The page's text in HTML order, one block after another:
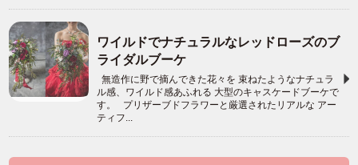
ワイルドでナチュラルなレッドローズのブ
ライダルブーケ
無造作に野で摘んできた花々を 束ねたようなナチュラ
ル感、ワイルド感あふれる 大型のキャスケードブーケで
す。 プリザーブドフラワーと厳選されたリアルな アー
ティフ...